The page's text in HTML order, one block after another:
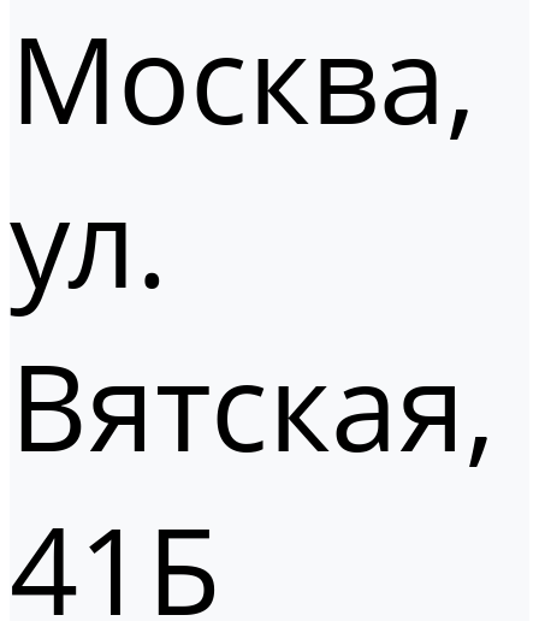
Москва,
ул.
Вятская,
41Б